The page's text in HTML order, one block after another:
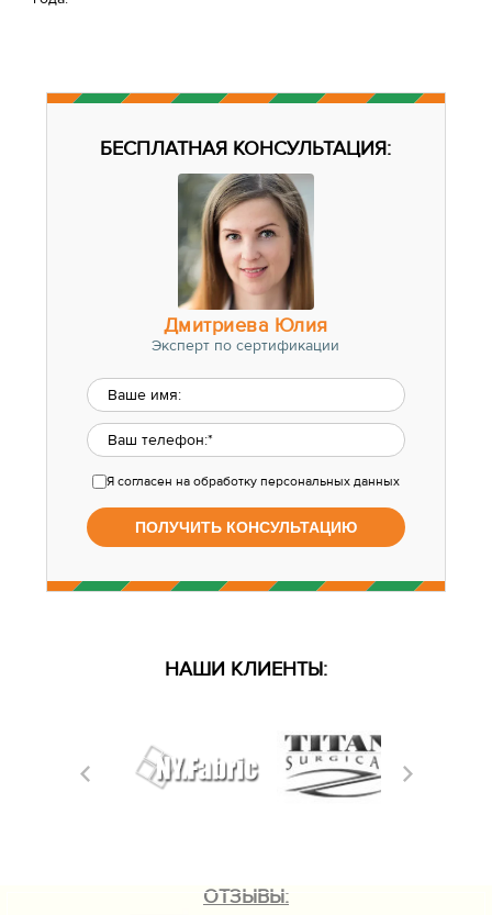
БЕСПЛАТНАЯ КОНСУЛЬТАЦИЯ:
Дмитриева Юлия
Эксперт по сертификации
Я согласен на обработку персональных данных
НАШИ КЛИЕНТЫ:
ОТЗЫВЫ: